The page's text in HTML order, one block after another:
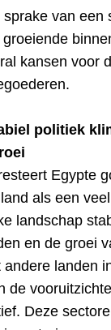
van een
kansen voor
politiek
Egypte
als een
landschap
en de groei
landen
de
Deze